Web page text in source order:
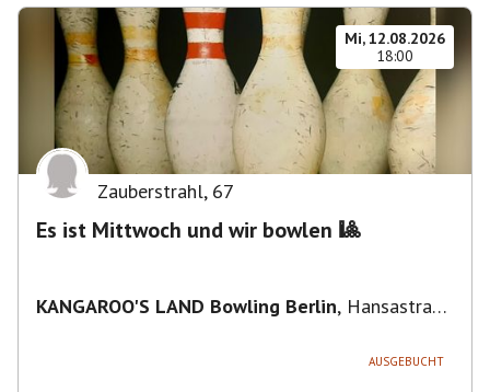
Mi, 12.08.2026
18:00
Zauberstrahl, 67
Es ist Mittwoch und wir bowlen 🎱
KANGAROO'S LAND Bowling Berlin, Hansastraße
AUSGEBUCHT